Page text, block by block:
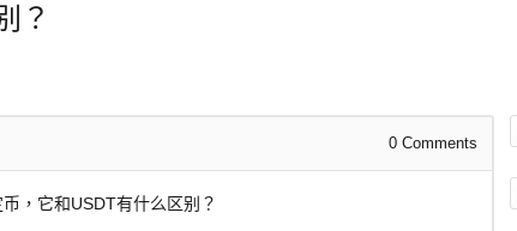
？
0 Comments
，它和USDT有什么区别？